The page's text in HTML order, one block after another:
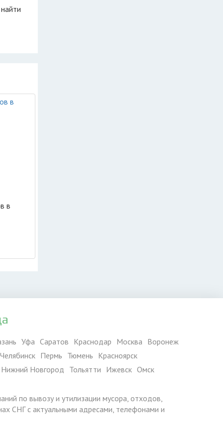
в
Уфа Саратов Краснодар Москва Воронеж
Челябинск Пермь Тюмень Красноярск
Нижний Новгород Тольятти Ижевск Омск
по вывозу и утилизации мусора, отходов,
СНГ с актуальными адресами, телефонами и